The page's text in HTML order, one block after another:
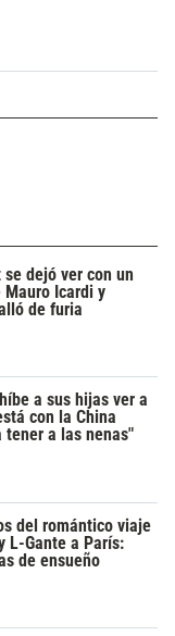
se dejó ver con un
Icardi y
de furia
a sus hijas ver a
con la China
tener a las nenas"
del romántico viaje
L-Gante a París:
de ensueño